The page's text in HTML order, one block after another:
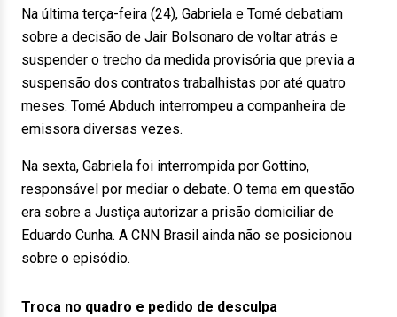
Na última terça-feira (24), Gabriela e Tomé debatiam
sobre a decisão de Jair Bolsonaro de voltar atrás e
suspender o trecho da medida provisória que previa a
suspensão dos contratos trabalhistas por até quatro
meses. Tomé Abduch interrompeu a companheira de
emissora diversas vezes.
Na sexta, Gabriela foi interrompida por Gottino,
responsável por mediar o debate. O tema em questão
era sobre a Justiça autorizar a prisão domiciliar de
Eduardo Cunha. A CNN Brasil ainda não se posicionou
sobre o episódio.
Troca no quadro e pedido de desculpa